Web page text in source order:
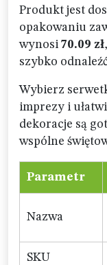
Produkt jest
opakowaniu
wynosi 70.09 zł
szybko
Wybierz
imprezy i
dekoracje są
wspólne
Parametr
Nazwa
SKU